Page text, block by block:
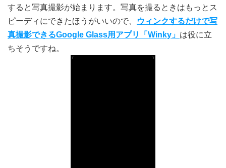
すると写真撮影が始まります。写真を撮るときはもっとス
ピーディにできたほうがいいので、
ウィンクするだけで写
真撮影できるGoogle Glass用アプリ「Winky」 は役に立
ちそうですね。